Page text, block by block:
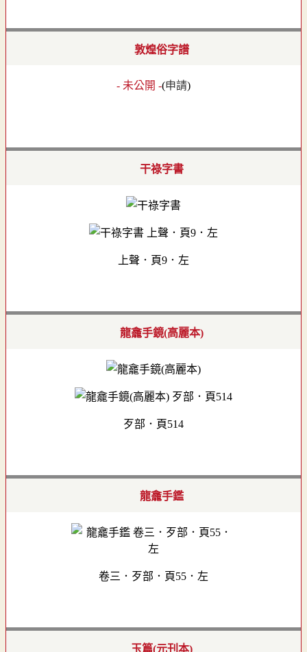
敦煌俗字譜
- 未公開 -(申請)
干祿字書
上聲．頁9．左
龍龕手鏡(高麗本)
歹部．頁514
龍龕手鑑
卷三．歹部．頁55．左
玉篇(元刊本)